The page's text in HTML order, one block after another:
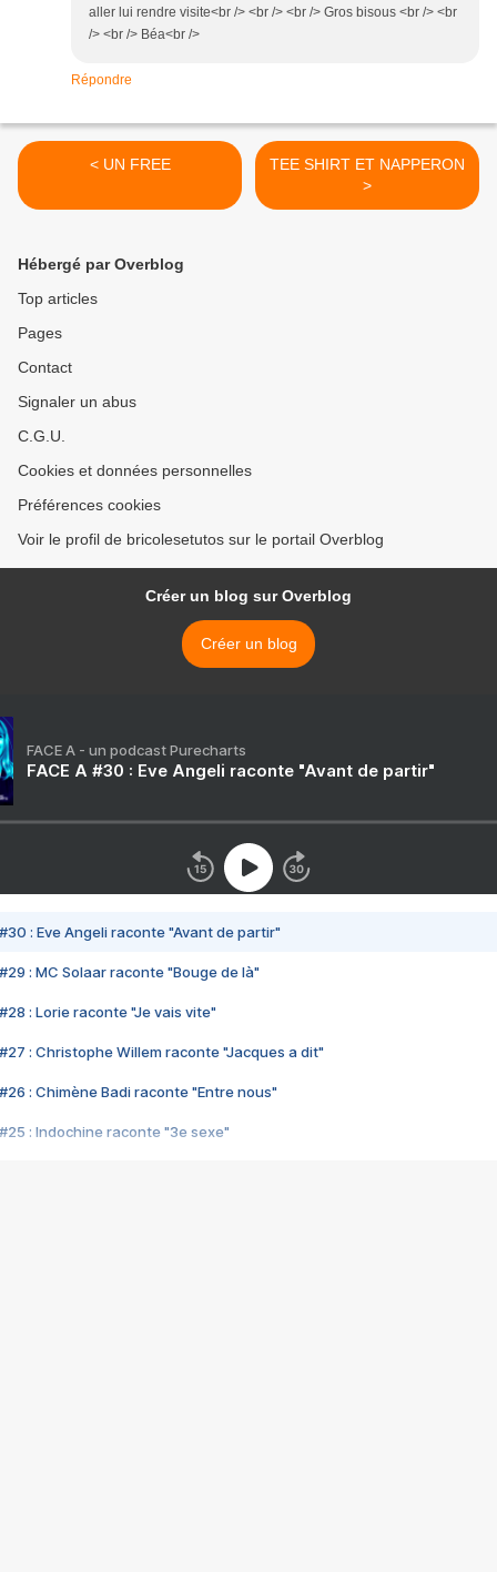
aller lui rendre visite<br /> <br /> <br /> Gros bisous <br /> <br
/> <br /> Béa<br />
Répondre
< UN FREE
TEE SHIRT ET NAPPERON
>
Hébergé par Overblog
Top articles
Pages
Contact
Signaler un abus
C.G.U.
Cookies et données personnelles
Préférences cookies
Voir le profil de bricolesetutos sur le portail Overblog
Créer un blog sur Overblog
Créer un blog
FACE A - un podcast Purecharts
FACE A #30 : Eve Angeli raconte "Avant de partir"
#30 : Eve Angeli raconte "Avant de partir"
#29 : MC Solaar raconte "Bouge de là"
#28 : Lorie raconte "Je vais vite"
#27 : Christophe Willem raconte "Jacques a dit"
#26 : Chimène Badi raconte "Entre nous"
#25 : Indochine raconte "3e sexe"